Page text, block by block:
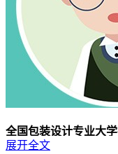
全国包装设计专业大学
展开全文